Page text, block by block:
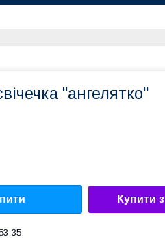
"ангелятко"
Купити з
35